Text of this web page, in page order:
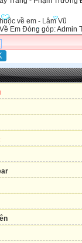
về em - Lâm Vũ
Em Đóng góp: Admin